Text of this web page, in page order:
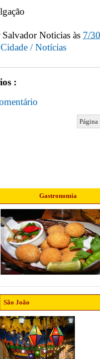
Salvador Noticias às 7/
Cidade / Notícias
:
Gastronomia
São João